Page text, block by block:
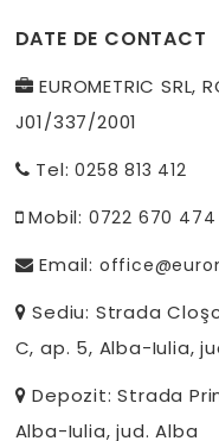
DATE DE CONTACT
EUROMETRIC SRL,
J01/337/2001
Tel:0258 813 412
Mobil: 0722 670 474
Email:
Sediu: Strada
C, ap. 5, Alba-Iulia,
Depozit: Strada
Alba-Iulia, jud. Alba